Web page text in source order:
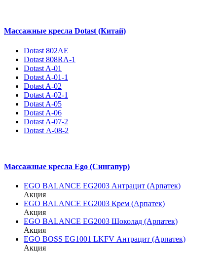
Массажные кресла Dotast (Китай)
Dotast 802AE
Dotast 808RA-1
Dotast A-01
Dotast A-01-1
Dotast A-02
Dotast A-02-1
Dotast A-05
Dotast A-06
Dotast A-07-2
Dotast А-08-2
Массажные кресла Ego (Сингапур)
EGO BALANCE EG2003 Антрацит (Арпатек)
Акция
EGO BALANCE EG2003 Крем (Арпатек)
Акция
EGO BALANCE EG2003 Шоколад (Арпатек)
Акция
EGO BOSS EG1001 LKFV Антрацит (Арпатек)
Акция